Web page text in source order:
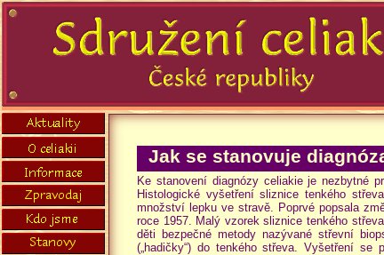
Jak se stanovuje
Ke stanovení diagnózy celiakie je nezbytné
Histologické vyšetření sliznice tenkého
množství lepku ve stravě. Poprvé popsala
roce 1957. Malý vzorek sliznice tenkého
děti bezpečné metody nazývané střevní
(„hadičky“) do tenkého střeva. Vyšetření